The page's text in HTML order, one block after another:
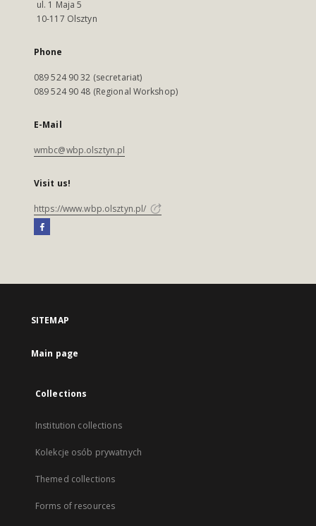
ul. 1 Maja 5
10-117 Olsztyn
Phone
089 524 90 32 (secretariat)
089 524 90 48 (Regional Workshop)
E-Mail
wmbc@wbp.olsztyn.pl
Visit us!
https://www.wbp.olsztyn.pl/
SITEMAP
Main page
Collections
Institution collections
Kolekcje osób prywatnych
Themed collections
Forms of resources